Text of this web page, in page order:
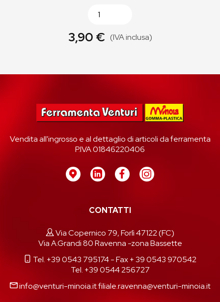
3,90 € (IVA inclusa)
Vendita all'ingrosso e al dettaglio di articoli da ferramenta
P.IVA 01846220406
CONTATTI
Via Copernico 79, Forlì 47122 (FC)
Via A.Grandi 80 Ravenna -zona Bassette
Tel. +39 0543 795174- Fax + 39 0543 970542
Tel. +39 0544 256727
info@venturi-minoia.itfiliale.ravenna@venturi-minoia.it